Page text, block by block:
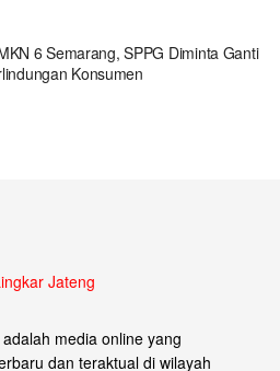
6 Semarang, SPPG Diminta Ganti
Konsumen
media online yang
dan teraktual di wilayah